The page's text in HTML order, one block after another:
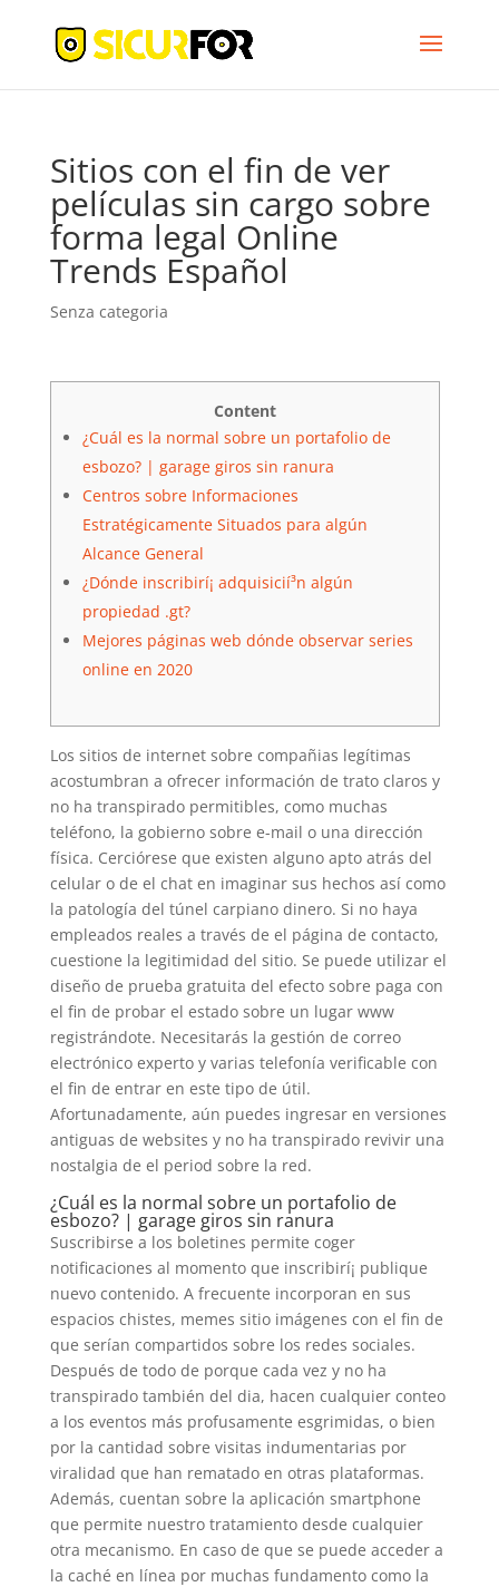
Sitios con el fin de ver
películas sin cargo sobre
forma legal Online
Trends Español
Senza categoria
Content
¿Cuál es la normal sobre un portafolio de
esbozo? | garage giros sin ranura
Centros sobre Informaciones
Estratégicamente Situados para algún
Alcance General
¿Dónde inscribirí¡ adquisicií³n algún
propiedad .gt?
Mejores páginas web dónde observar series
online en 2020
Los sitios de internet sobre compañias legítimas
acostumbran a ofrecer información de trato claros y
no ha transpirado permitibles, como muchas
teléfono, la gobierno sobre e-mail o una dirección
física. Cerciórese que existen alguno apto atrás del
celular o de el chat en imaginar sus hechos así­ como
la patologí­a del túnel carpiano dinero. Si no haya
empleados reales a través de el página de contacto,
cuestione la legitimidad del sitio. Se puede utilizar el
diseño de prueba gratuita del efecto sobre paga con
el fin de probar el estado sobre un lugar www
registrándote. Necesitarás la gestión de correo
electrónico experto y varias telefonía verificable con
el fin de entrar en este tipo de útil.
Afortunadamente, aún puedes ingresar en versiones
antiguas de websites y no ha transpirado revivir una
nostalgia de el period sobre la red.
¿Cuál es la normal sobre un portafolio de
esbozo? | garage giros sin ranura
Suscribirse a los boletines permite coger
notificaciones al momento que inscribirí¡ publique
nuevo contenido. A frecuente incorporan en sus
espacios chistes, memes sitio imágenes con el fin de
que serían compartidos sobre los redes sociales.
Después de todo de porque cada vez y no ha
transpirado también del dia, hacen cualquier conteo
a los eventos más profusamente esgrimidas, o bien
por la cantidad sobre visitas indumentarias por
viralidad que han rematado en otras plataformas.
Además, cuentan sobre la aplicación smartphone
que permite nuestro tratamiento desde cualquier
otra mecanismo. En caso de que se puede acceder a
la caché en línea por muchas fundamento como la